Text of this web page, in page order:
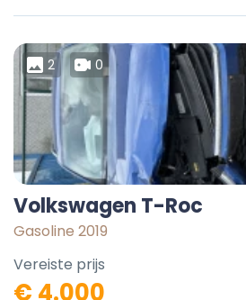
2 0
Volkswagen T-Roc
Gasoline 2019
Vereiste prijs
€ 4.000